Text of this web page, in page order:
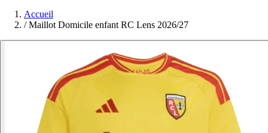
Accueil
/ Maillot Domicile enfant RC Lens 2026/27